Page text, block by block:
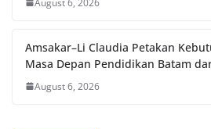
Amsakar–Li Claudia Petakan
Masa Depan Pendidikan Batam
August 6, 2026